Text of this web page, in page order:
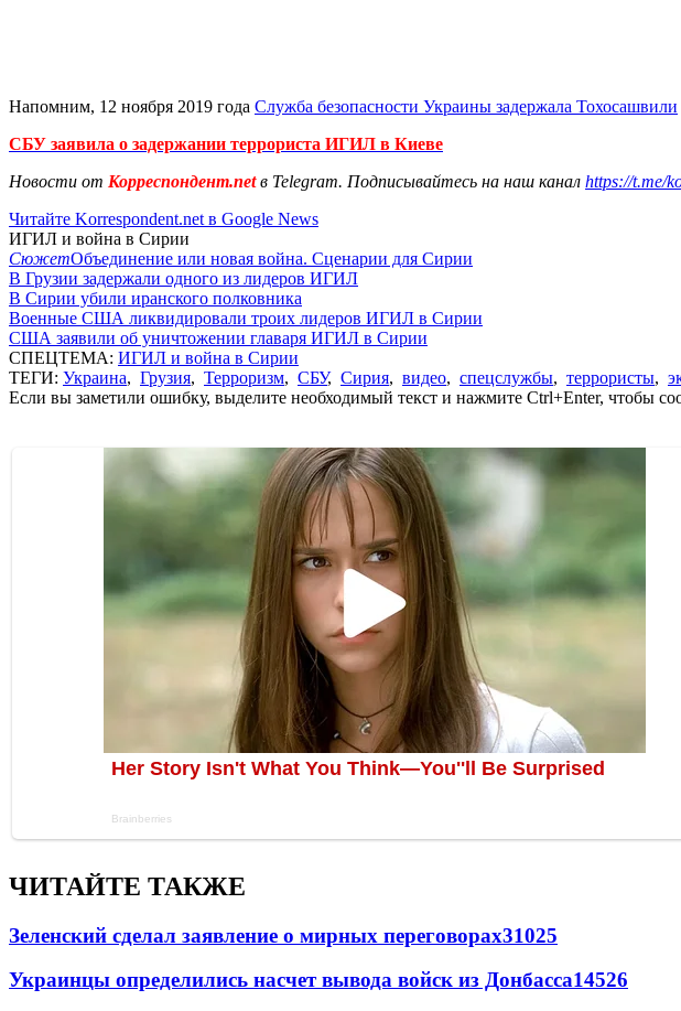
Напомним, 12 ноября 2019 года Служба безопасности Украины задержала Тохосашвили
СБУ заявила о задержании террориста ИГИЛ в Киеве
Новости от Корреспондент.netв Telegram. Подписывайтесь на наш канал https://t.me/
Читайте Korrespondent.net в Google News
ИГИЛ и война в Сирии
СюжетОбъединение или новая война. Сценарии для Сирии
В Грузии задержали одного из лидеров ИГИЛ
В Сирии убили иранского полковника
Военные США ликвидировали троих лидеров ИГИЛ в Сирии
США заявили об уничтожении главаря ИГИЛ в Сирии
СПЕЦТЕМА: ИГИЛ и война в Сирии
ТЕГИ: Украина, Грузия, Терроризм, СБУ, Сирия, видео, спецслужбы, террористы,
Если вы заметили ошибку, выделите необходимый текст и нажмите Ctrl+Enter, чтобы
ЧИТАЙТЕ ТАКЖЕ
Зеленский сделал заявление о мирных переговорах31025
Украинцы определились насчет вывода войск из Донбасса14526